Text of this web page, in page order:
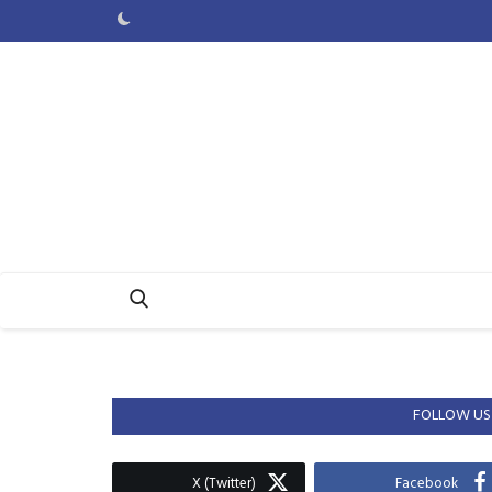
FOLLOW US
Facebook
X (Twitter)